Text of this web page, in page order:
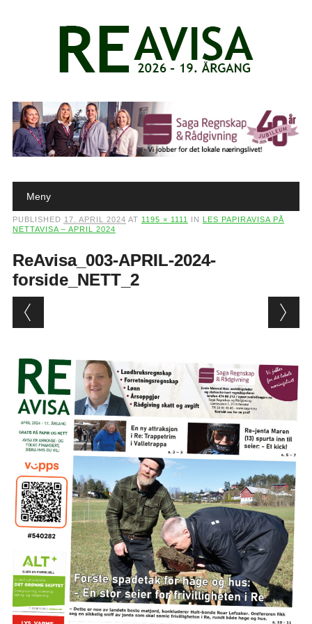
Main menu
Meny
PUBLISHED 17. APRIL 2024 AT 1195 × 1111 IN
LES PAPIRAVISA PÅ
NETTAVISA – APRIL 2024
ReAvisa_003-APRIL-2024-
forside_NETT_2